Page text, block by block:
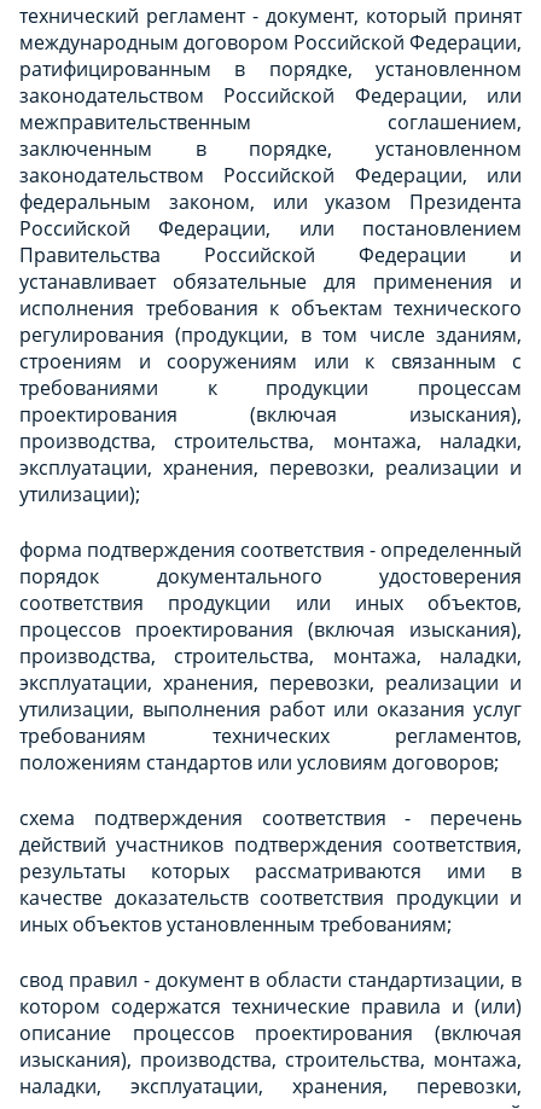
технический регламент - документ, который принят
международным договором Российской Федерации,
ратифицированным в порядке, установленном
законодательством Российской Федерации, или
межправительственным соглашением,
заключенным в порядке, установленном
законодательством Российской Федерации, или
федеральным законом, или указом Президента
Российской Федерации, или постановлением
Правительства Российской Федерации и
устанавливает обязательные для применения и
исполнения требования к объектам технического
регулирования (продукции, в том числе зданиям,
строениям и сооружениям или к связанным с
требованиями к продукции процессам
проектирования (включая изыскания),
производства, строительства, монтажа, наладки,
эксплуатации, хранения, перевозки, реализации и
утилизации);
форма подтверждения соответствия - определенный
порядок документального удостоверения
соответствия продукции или иных объектов,
процессов проектирования (включая изыскания),
производства, строительства, монтажа, наладки,
эксплуатации, хранения, перевозки, реализации и
утилизации, выполнения работ или оказания услуг
требованиям технических регламентов,
положениям стандартов или условиям договоров;
схема подтверждения соответствия - перечень
действий участников подтверждения соответствия,
результаты которых рассматриваются ими в
качестве доказательств соответствия продукции и
иных объектов установленным требованиям;
свод правил - документ в области стандартизации, в
котором содержатся технические правила и (или)
описание процессов проектирования (включая
изыскания), производства, строительства, монтажа,
наладки, эксплуатации, хранения, перевозки,